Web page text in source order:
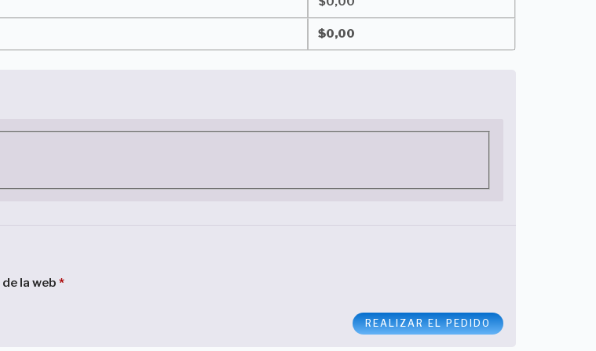
$0,00
de la web *
REALIZAR EL PEDIDO